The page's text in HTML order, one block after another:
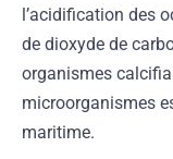
l’acidification des
de dioxyde de
organismes
microorganismes
maritime.